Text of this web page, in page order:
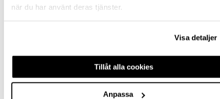
när du har använt deras tjänster.
Visa detaljer
Tillåt alla cookies
Anpassa
Stockholm butik Slut i lager
BESKRIVNING